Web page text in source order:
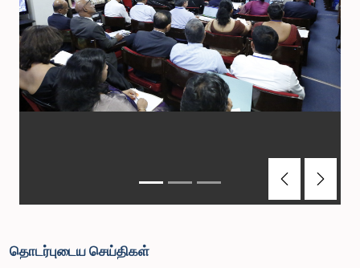
PreviousNext
தொடர்புடைய செய்திகள்